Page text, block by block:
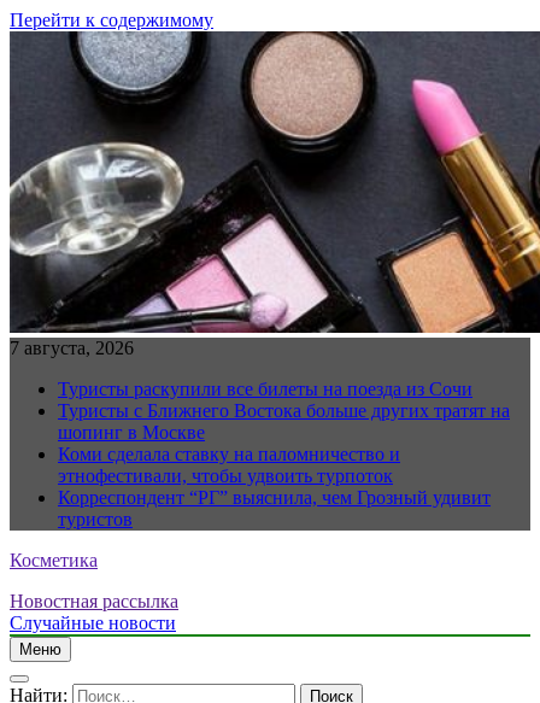
Перейти к содержимому
7 августа, 2026
Туристы раскупили все билеты на поезда из Сочи
Туристы с Ближнего Востока больше других тратят на
шопинг в Москве
Коми сделала ставку на паломничество и
этнофестивали, чтобы удвоить турпоток
Корреспондент “РГ” выяснила, чем Грозный удивит
туристов
Косметика
Новостная рассылка
Случайные новости
Меню
Найти: